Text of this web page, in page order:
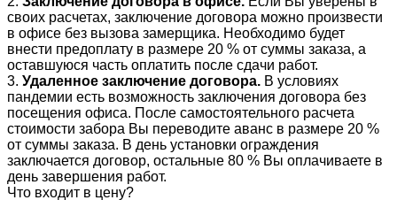
своих расчетах, заключение договора можно произвести
в офисе без вызова замерщика. Необходимо будет
внести предоплату в размере 20 % от суммы заказа, а
оставшуюся часть оплатить после сдачи работ.
3. Удаленное заключение договора. В условиях
пандемии есть возможность заключения договора без
посещения офиса. После самостоятельного расчета
стоимости забора Вы переводите аванс в размере 20 %
от суммы заказа. В день установки ограждения
заключается договор, остальные 80 % Вы оплачиваете в
день завершения работ.
Что входит в цену?